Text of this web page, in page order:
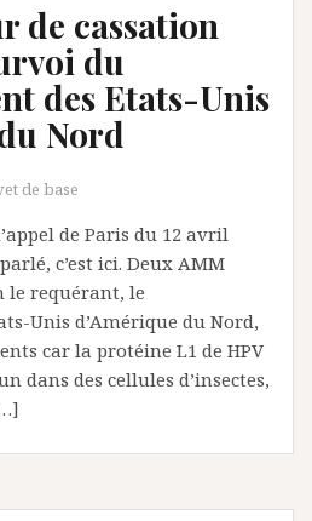
de cassation
du
des Etats-Unis
Nord
de base
de Paris du 12 avril
c’est ici. Deux AMM
le requérant, le
Unis d’Amérique du Nord,
car la protéine L1 de HPV
dans des cellules d’insectes,